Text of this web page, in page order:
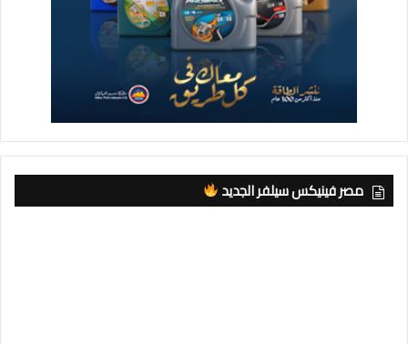
مصر فينيكس سيلفر الجديد